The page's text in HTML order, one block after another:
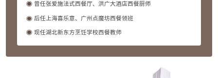
曾任张爱施法式西餐厅、洪广大酒店西餐厨师
后任上海喜乐意、广州点魔坊西餐领班
现任湖北新东方烹饪学校西餐教师